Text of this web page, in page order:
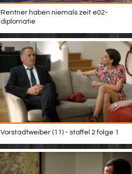
Rentner haben niemals zeit e02-
diplomatie
Vorstadtweiber (11) - staffel 2 folge 1